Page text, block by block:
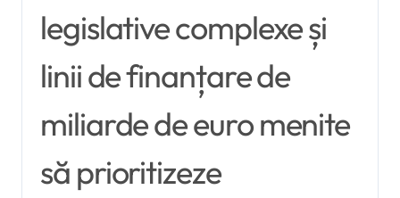
legislative complexe și
linii de finanțare de
miliarde de euro menite
să prioritizeze